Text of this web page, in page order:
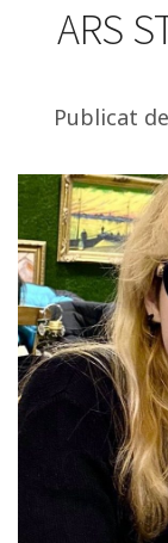
ARS
Publicat de